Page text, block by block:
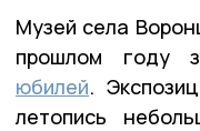
Музей села
прошлом году
юбилей.
летопись